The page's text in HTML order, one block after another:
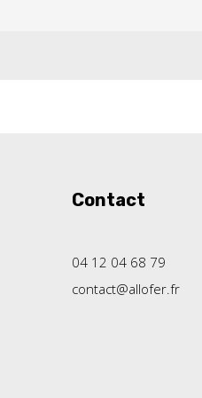
Contact
04 12 04 68 79
contact@allofer.fr